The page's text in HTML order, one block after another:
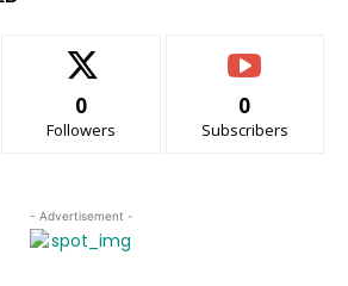
0
Followers
0
Subscribers
- Advertisement -